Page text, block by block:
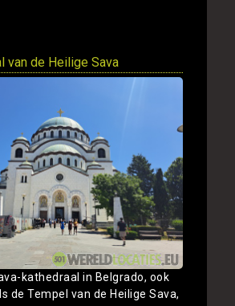
van de Heilige Sava
kathedraal in Belgrado, ook
de Tempel van de Heilige Sava,